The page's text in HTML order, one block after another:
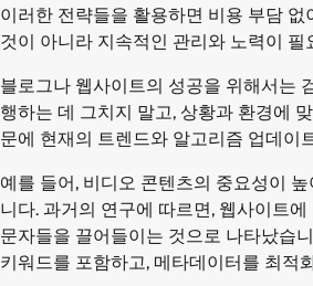
이러한 전략들을 활용하면 비용 부담
것이 아니라 지속적인 관리와 노력이
블로그나 웹사이트의 성공을 위해서는
행하는 데 그치지 말고, 상황과 환경에
문에 현재의 트렌드와 알고리즘 업데이
예를 들어, 비디오 콘텐츠의 중요성이
니다. 과거의 연구에 따르면, 웹사이트
문자들을 끌어들이는 것으로 나타났습
키워드를 포함하고, 메타데이터를 최적